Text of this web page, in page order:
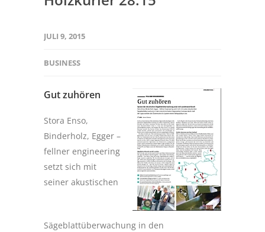
JULI 9, 2015
BUSINESS
Gut zuhören
Stora Enso,
Binderholz, Egger –
fellner engineering
setzt sich mit
seiner akustischen
Sägeblattüberwachung in den